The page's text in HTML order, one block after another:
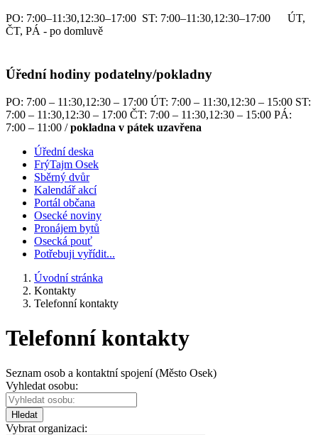
PO: 7:00–11:30,12:30–17:00 ST: 7:00–11:30,12:30–17:00 ÚT,
ČT, PÁ - po domluvě
Úřední hodiny podatelny/pokladny
PO: 7:00 – 11:30,12:30 – 17:00 ÚT: 7:00 – 11:30,12:30 – 15:00 ST:
7:00 – 11:30,12:30 – 17:00 ČT: 7:00 – 11:30,12:30 – 15:00 PÁ:
7:00 – 11:00 /pokladna v pátek uzavřena
Úřední deska
FrýTajm Osek
Sběrný dvůr
Kalendář akcí
Portál občana
Osecké noviny
Pronájem bytů
Osecká pouť
Potřebuji vyřídit...
Úvodní stránka
Kontakty
Telefonní kontakty
Telefonní kontakty
Seznam osob a kontaktní spojení (Město Osek)
Vyhledat osobu:
Hledat
Vybrat organizaci: